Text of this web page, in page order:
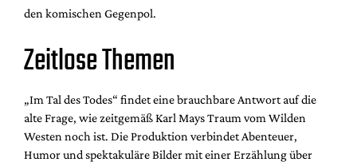
den komischen Gegenpol.
Zeitlose Themen
„Im Tal des Todes“ findet eine brauchbare Antwort auf die
alte Frage, wie zeitgemäß Karl Mays Traum vom Wilden
Westen noch ist. Die Produktion verbindet Abenteuer,
Humor und spektakuläre Bilder mit einer Erzählung über